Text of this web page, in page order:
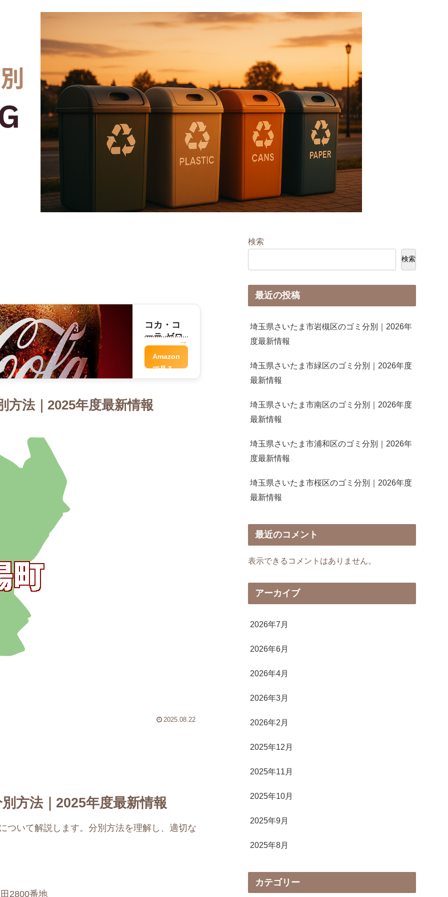
コカ・コ
ーラ ゼロ
Amazon
で見る
方法｜2025年度最新情報
2025.08.22
方法｜2025年度最新情報
ついて解説します。分別方法を理解し、適切な
2800番地
検索
検索
最近の投稿
埼玉県さいたま市岩槻区のゴミ分別｜2026年
度最新情報
埼玉県さいたま市緑区のゴミ分別｜2026年度
最新情報
埼玉県さいたま市南区のゴミ分別｜2026年度
最新情報
埼玉県さいたま市浦和区のゴミ分別｜2026年
度最新情報
埼玉県さいたま市桜区のゴミ分別｜2026年度
最新情報
最近のコメント
表示できるコメントはありません。
アーカイブ
2026年7月
2026年6月
2026年4月
2026年3月
2026年2月
2025年12月
2025年11月
2025年10月
2025年9月
2025年8月
カテゴリー